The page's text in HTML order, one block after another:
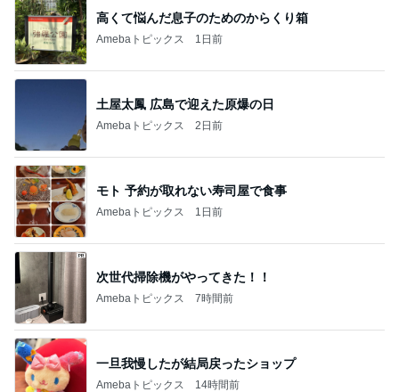
高くて悩んだ息子のためのからくり箱
Amebaトピックス 1日前
土屋太鳳 広島で迎えた原爆の日
Amebaトピックス 2日前
モト 予約が取れない寿司屋で食事
Amebaトピックス 1日前
次世代掃除機がやってきた！！
Amebaトピックス 7時間前
一旦我慢したが結局戻ったショップ
Amebaトピックス 14時間前